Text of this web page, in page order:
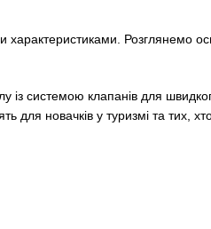
Розглянемо
із системою клапанів для
новачків у туризмі та тих,